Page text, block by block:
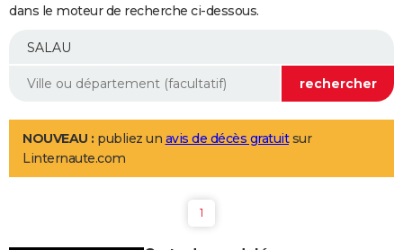
Essais
Réserver un essai
Citadines
Berlines
SUV
Forum auto
+
Mobiles
Meilleur smartphone
Internet
Ordinateurs
Jeux vidéo
Guide high-tech
Aménagement intérieur
LIFESTYLE
Art de vivre
Bien-être
Loisirs
Mode
Modes de vie
PHOTO
dans le moteur de recherche ci-dessous.
NOUVEAU : publiez un avis de décès gratuitsur
Linternaute.com
1